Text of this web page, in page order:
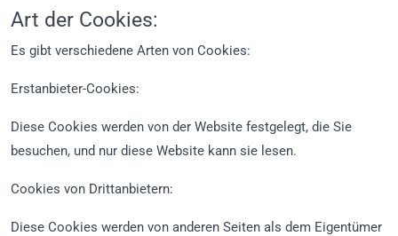
Art der Cookies:
Es gibt verschiedene Arten von Cookies:
Erstanbieter-Cookies:
Diese Cookies werden von der Website festgelegt, die Sie
besuchen, und nur diese Website kann sie lesen.
Cookies von Drittanbietern:
Diese Cookies werden von anderen Seiten als dem Eigentümer